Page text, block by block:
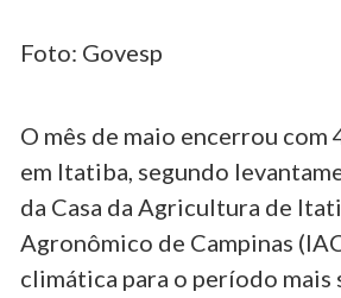
Foto: Govesp
O mês de maio encerrou
em Itatiba, segundo
da Casa da Agricultura de
Agronômico de Campinas
climática para o período